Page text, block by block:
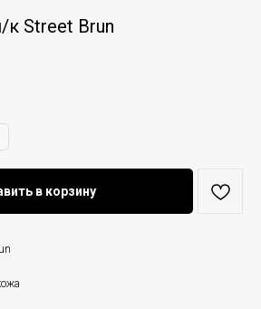
Street Brun
в корзину